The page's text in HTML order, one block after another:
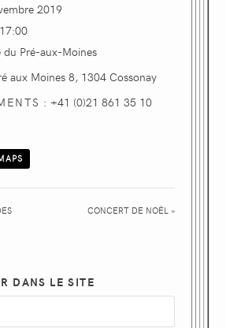
2019
17:00
du Pré-aux-Moines
aux Moines 8, 1304 Cossonay
: +41 (0)21 861 35 10
CONCERT DE NOËL»
DANS LE SITE